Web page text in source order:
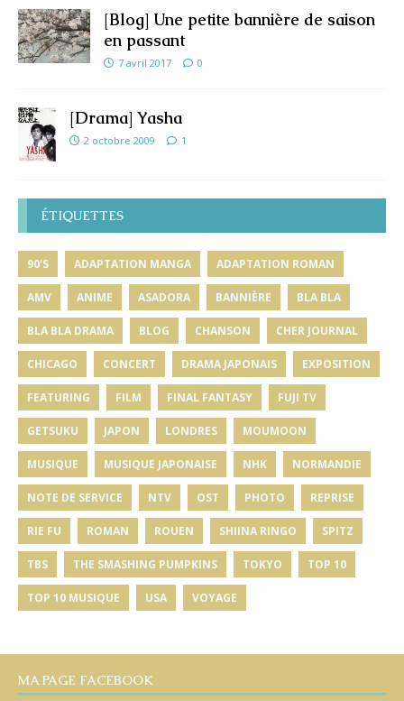
[Blog] Une petite bannière de saison
en passant
7 avril 2017 0
[Drama] Yasha
2 octobre 2009 1
ÉTIQUETTES
90'S ADAPTATION MANGA ADAPTATION ROMAN
AMV ANIME ASADORA BANNIÈRE BLA BLA
BLA BLA DRAMA BLOG CHANSON CHER JOURNAL
CHICAGO CONCERT DRAMA JAPONAIS EXPOSITION
FEATURING FILM FINAL FANTASY FUJI TV
GETSUKU JAPON LONDRES MOUMOON
MUSIQUE MUSIQUE JAPONAISE NHK NORMANDIE
NOTE DE SERVICE NTV OST PHOTO REPRISE
RIE FU ROMAN ROUEN SHIINA RINGO SPITZ
TBS THE SMASHING PUMPKINS TOKYO TOP 10
TOP 10 MUSIQUE USA VOYAGE
MA PAGE FACEBOOK